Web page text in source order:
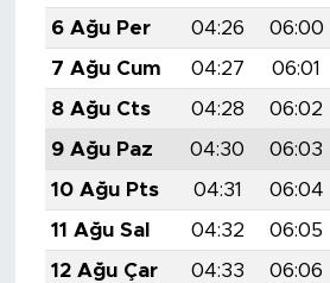
6 Ağu Per 04:26 06:00
7 Ağu Cum
04:27 06:01
8 Ağu Cts
04:28 06:02
9 Ağu Paz
04:30 06:03
10 Ağu Pts
04:31 06:04
11 Ağu Sal
04:32 06:05
12 Ağu Çar
04:33 06:06